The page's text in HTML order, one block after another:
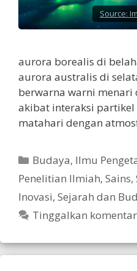
Source:
aurora borealis di
aurora australis di
berwarna warni
akibat interaksi
matahari dengan
Kategori
Budaya, Ilmu
Penelitian Ilmiah, Sains,
Inovasi, Sejarah dan
Tinggalkan komentar